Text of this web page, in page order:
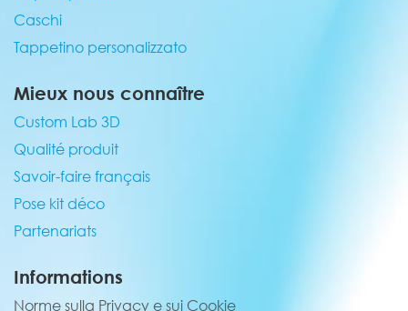
Caschi
Tappetino personalizzato
Mieux nous connaître
Custom Lab 3D
Qualité produit
Savoir-faire français
Pose kit déco
Partenariats
Informations
Norme sulla Privacy e sui Cookie